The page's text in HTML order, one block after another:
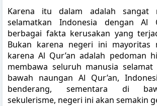
Karena itu dalam adalah sangat
selamatkan Indonesia dengan Al
berbagai fakta kerusakan yang
Bukan karena negeri ini mayoritas
karena Al Qur’an adalah pedoman
membawa seluruh manusia
bawah naungan Al Qur’an,
benderang, sementara di
sekulerisme, negeri ini akan semakin